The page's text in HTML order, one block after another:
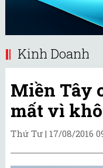
Kinh Doanh
Miền Tây
mất vì
Thứ Tư | 17/08/2016